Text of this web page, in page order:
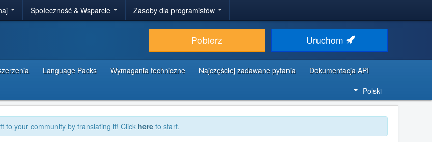
Społeczność & Wsparcie Zasoby dla programistów
Pobierz Uruchom
Language Packs Wymagania techniczne Najczęściej zadawane pytania
Dokumentacja API
Polski
to your community by translating it! Click here to start.